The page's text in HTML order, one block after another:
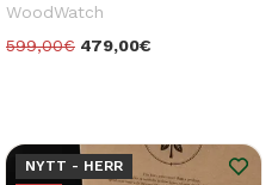
WoodWatch
599,00€ 479,00€
NYTT - HERR